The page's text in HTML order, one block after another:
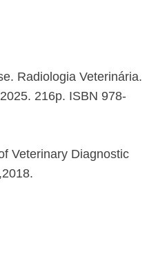
Radiologia Veterinária.
216p. ISBN 978-
Veterinary Diagnostic